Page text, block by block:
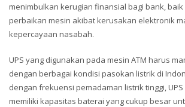
menimbulkan kerugian finansial bagi bank,
perbaikan mesin akibat kerusakan elektronik
kepercayaan nasabah.
UPS yang digunakan pada mesin ATM harus
dengan berbagai kondisi pasokan listrik di
dengan frekuensi pemadaman listrik tinggi,
memiliki kapasitas baterai yang cukup besar